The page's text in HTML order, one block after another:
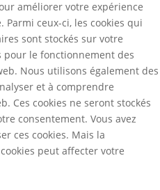
améliorer votre expérience
ceux-ci, les cookies qui
sont stockés sur votre
pour le fonctionnement des
Nous utilisons également des
et à comprendre
Ces cookies ne seront stockés
consentement. Vous avez
ces cookies. Mais la
peut affecter votre